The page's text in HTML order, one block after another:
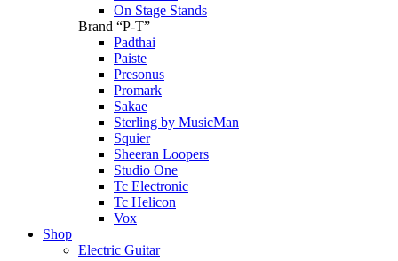
On Stage Stands
Brand “P-T”
Padthai
Paiste
Presonus
Promark
Sakae
Sterling by MusicMan
Squier
Sheeran Loopers
Studio One
Tc Electronic
Tc Helicon
Vox
Shop
Electric Guitar